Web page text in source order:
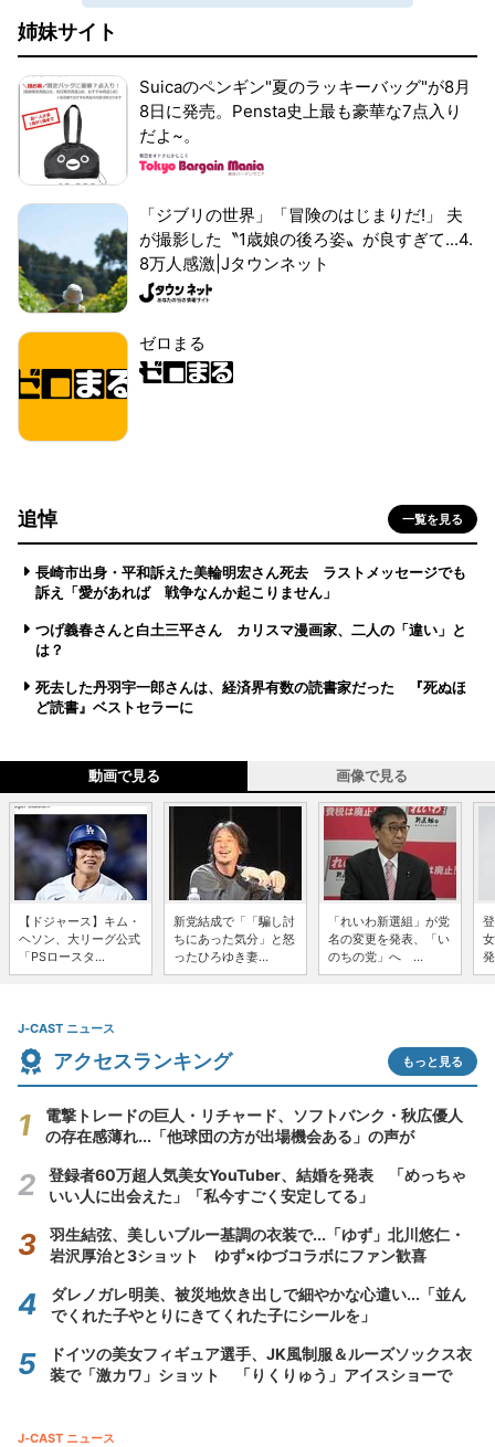
姉妹サイト
Suicaのペンギン"夏のラッキーバッグ"が8月
8日に発売。Pensta史上最も豪華な7点入り
だよ~。
「ジブリの世界」「冒険のはじまりだ!」 夫
が撮影した〝1歳娘の後ろ姿〟が良すぎて...4.
8万人感激|Jタウンネット
ゼロまる
追悼 一覧を見る
長崎市出身・平和訴えた美輪明宏さん死去 ラストメッセージでも
訴え「愛があれば 戦争なんか起こりません」
つげ義春さんと白土三平さん カリスマ漫画家、二人の「違い」と
は？
死去した丹羽宇一郎さんは、経済界有数の読書家だった 『死ぬほ
ど読書』ベストセラーに
動画で見る 画像で見る
【ドジャース】キム・
ヘソン、大リーグ公式
「PSロースタ...
新党結成で「「騙し討
ちにあった気分」と怒
ったひろゆき妻...
「れいわ新選組」が党
名の変更を発表、「い
のちの党」へ ...
J-CAST ニュース
アクセスランキング もっと見る
電撃トレードの巨人・リチャード、ソフトバンク・秋広優人
の存在感薄れ...「他球団の方が出場機会ある」の声が
登録者60万超人気美女YouTuber、結婚を発表 「めっちゃ
いい人に出会えた」「私今すごく安定してる」
羽生結弦、美しいブルー基調の衣装で...「ゆず」北川悠仁・
岩沢厚治と3ショット ゆず×ゆづコラボにファン歓喜
ダレノガレ明美、被災地炊き出しで細やかな心遣い...「並ん
でくれた子やとりにきてくれた子にシールを」
ドイツの美女フィギュア選手、JK風制服＆ルーズソックス衣
装で「激カワ」ショット 「りくりゅう」アイスショーで
J-CAST ニュース